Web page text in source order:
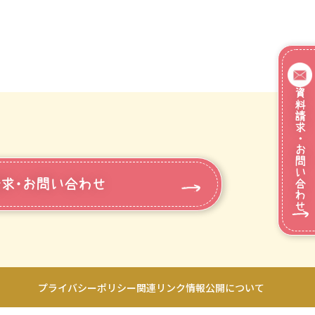
資料請求・お問い合わせ
・お問い合わせ
プライバシーポリシー関連リンク情報公開について